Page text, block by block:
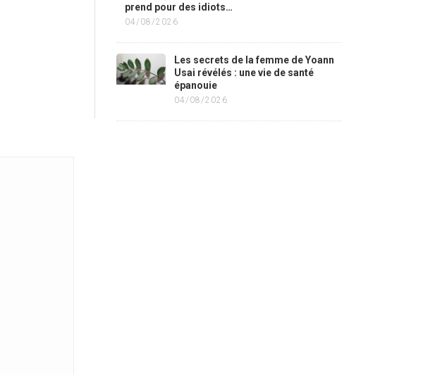
prend pour des idiots…
04/08/2026
Les secrets de la femme de Yoann
Usai révélés : une vie de santé
épanouie
04/08/2026